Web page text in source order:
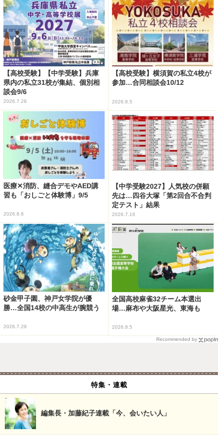
【高校受験】【中学受験】兵庫
県内の私立31校が集結、個別相
談会9/6
2026.7.28
【高校受験】横須賀の私立4校が
参加…合同相談会10/12
2026.8.5
医療✕消防、縫合デモやAED講
習も「おしごと体験博」9/5
2026.8.6
【中学受験2027】人気校の併願
先は…四谷大塚「第2回合不合判
定テスト」結果
2026.7.16
砂金甲子園、神戸女学院が優
勝…全国14校の中高生が腕競う
2026.7.29
全国高校麻雀32チーム本選出
場…麻布や大阪星光、東海も
2026.8.5
Recommended by
特集・連載
編集長・加藤紀子連載「今、会いたい人」